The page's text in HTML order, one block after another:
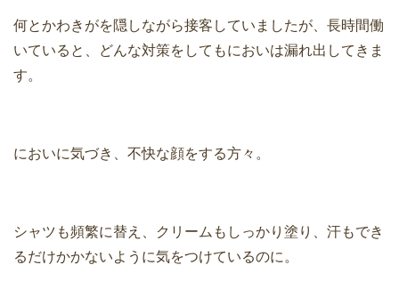
何とかわきがを隠しながら接客していましたが、長時間働
いていると、どんな対策をしてもにおいは漏れ出してきま
す。
においに気づき、不快な顔をする方々。
シャツも頻繁に替え、クリームもしっかり塗り、汗もでき
るだけかかないように気をつけているのに。